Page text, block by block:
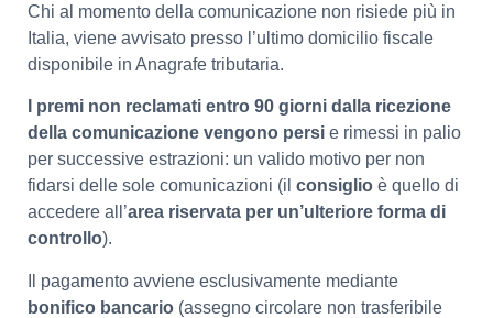
Chi al momento della comunicazione non risiede più in
Italia, viene avvisato presso l’ultimo domicilio fiscale
disponibile in Anagrafe tributaria.
I premi non reclamati entro 90 giorni dalla ricezione
della comunicazione vengono persi e rimessi in palio
per successive estrazioni: un valido motivo per non
fidarsi delle sole comunicazioni (il consiglio è quello di
accedere all’area riservata per un’ulteriore forma di
controllo).
Il pagamento avviene esclusivamente mediante
bonifico bancario (assegno circolare non trasferibile